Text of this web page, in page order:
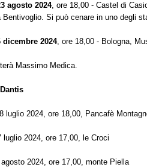
agosto 2024, ore 18,00 - Castel di
Bentivoglio. Si può cenare in uno degli
dicembre 2024, ore 18,00 - Bologna,
Massimo Medica.
luglio 2024, ore 18,00, Pancafè
luglio 2024, ore 17,00, le Croci
2024, ore 17,00, monte Piella